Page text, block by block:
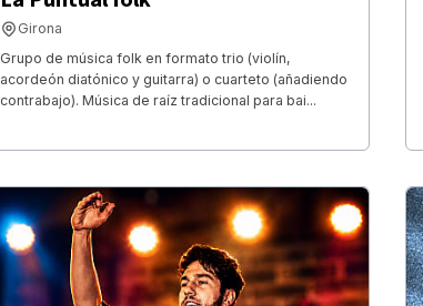
Girona
Grupo de música folk en formato trio (violín,
acordeón diatónico y guitarra) o cuarteto (añadiendo
contrabajo). Música de raíz tradicional para bai...